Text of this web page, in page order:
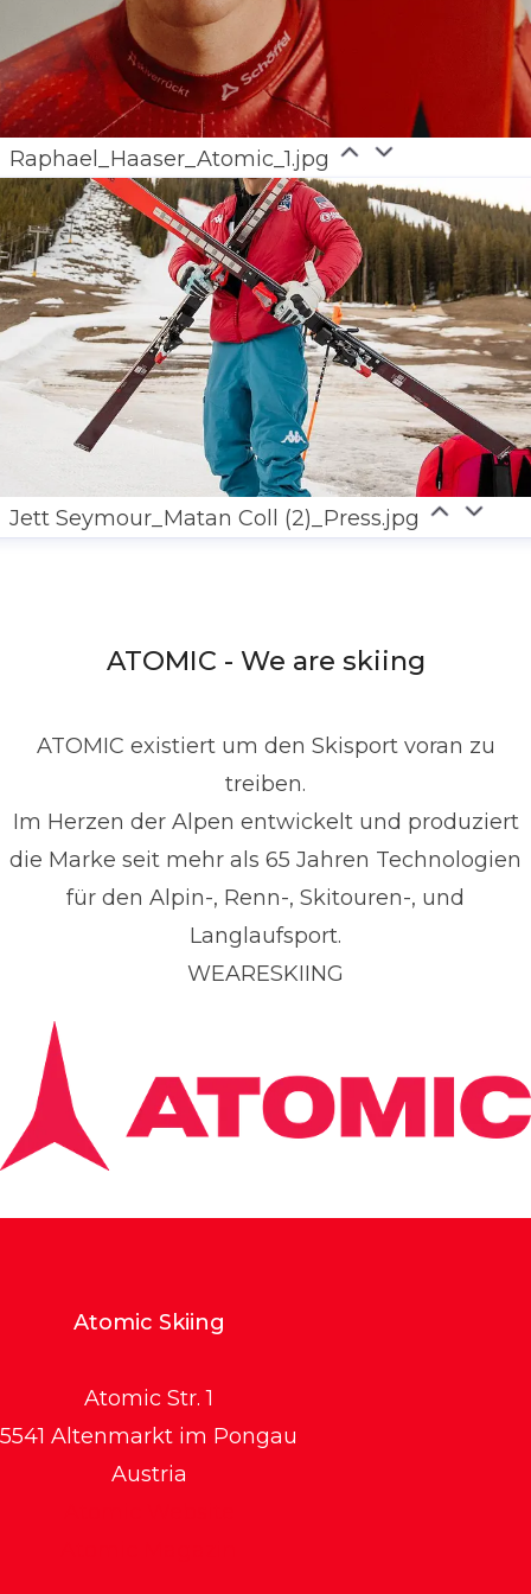
Raphael_Haaser_Atomic_1.jpg
Jett Seymour_Matan Coll (2)_Press.jpg
ATOMIC - We are skiing
ATOMIC existiert um den Skisport voran zu
treiben.
Im Herzen der Alpen entwickelt und produziert
die Marke seit mehr als 65 Jahren Technologien
für den Alpin-, Renn-, Skitouren-, und
Langlaufsport.
WEARESKIING
Atomic Skiing
Atomic Str. 1
5541 Altenmarkt im Pongau
Austria